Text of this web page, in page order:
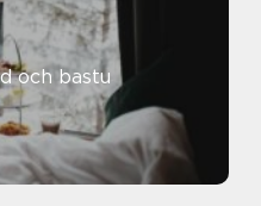
och bastu